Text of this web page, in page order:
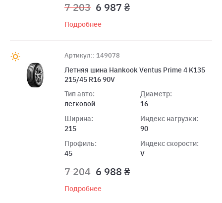
7 203 6 987 ₴
Подробнее
Артикул:: 149078
Летняя шина Hankook Ventus Prime 4 K135
215/45 R16 90V
Тип авто:
легковой
Ширина:
215
Профиль:
45
Диаметр:
16
Индекс нагрузки:
90
Индекс скорости:
V
7 204 6 988 ₴
Подробнее